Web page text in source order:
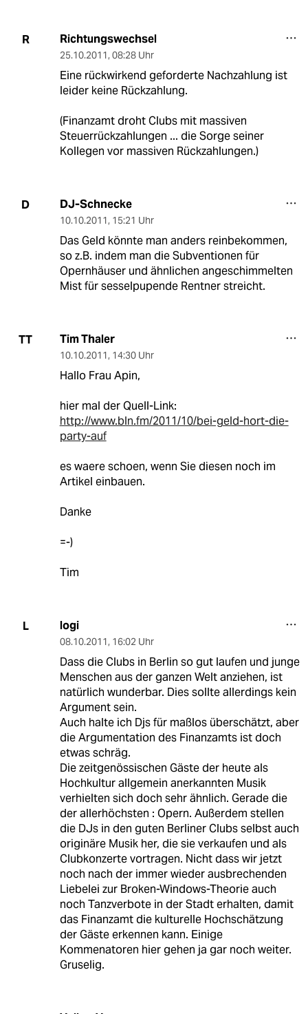
R Richtungswechsel
25.10.2011, 08:28 Uhr
Eine rückwirkend geforderte Nachzahlung ist
leider keine Rückzahlung.
(Finanzamt droht Clubs mit massiven
Steuerrückzahlungen ... die Sorge seiner
Kollegen vor massiven Rückzahlungen.)
D DJ-Schnecke
10.10.2011, 15:21 Uhr
Das Geld könnte man anders reinbekommen,
so z.B. indem man die Subventionen für
Opernhäuser und ähnlichen angeschimmelten
Mist für sesselpupende Rentner streicht.
TT Tim Thaler
10.10.2011, 14:30 Uhr
Hallo Frau Apin,
hier mal der Quell-Link:
http://www.bln.fm/2011/10/bei-geld-hort-die-
party-auf
es waere schoen, wenn Sie diesen noch im
Artikel einbauen.
Danke
=-)
Tim
L logi
08.10.2011, 16:02 Uhr
Dass die Clubs in Berlin so gut laufen und junge
Menschen aus der ganzen Welt anziehen, ist
natürlich wunderbar. Dies sollte allerdings kein
Argument sein.
Auch halte ich Djs für maßlos überschätzt, aber
die Argumentation des Finanzamts ist doch
etwas schräg.
Die zeitgenössischen Gäste der heute als
Hochkultur allgemein anerkannten Musik
verhielten sich doch sehr ähnlich. Gerade die
der allerhöchsten : Opern. Außerdem stellen
die DJs in den guten Berliner Clubs selbst auch
originäre Musik her, die sie verkaufen und als
Clubkonzerte vortragen. Nicht dass wir jetzt
noch nach der immer wieder ausbrechenden
Liebelei zur Broken-Windows-Theorie auch
noch Tanzverbote in der Stadt erhalten, damit
das Finanzamt die kulturelle Hochschätzung
der Gäste erkennen kann. Einige
Kommenatoren hier gehen ja gar noch weiter.
Gruselig.